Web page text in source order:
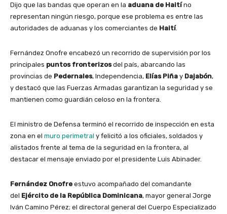
Dijo que las bandas que operan en la aduana de Haitíno
representan ningún riesgo, porque ese problema es entre las
autoridades de aduanas y los comerciantes de Haití.
Fernández Onofre encabezó un recorrido de supervisión por los
principales puntos fronterizosdel país, abarcando las
provincias de Pedernales, Independencia, Elías Piña y Dajabón,
y destacó que las Fuerzas Armadas garantizan la seguridad y se
mantienen como guardián celoso en la frontera.
El ministro de Defensa terminó el recorrido de inspección en esta
zona en el muro perimetral y felicitó a los oficiales, soldados y
alistados frente al tema de la seguridad en la frontera, al
destacar el mensaje enviado por el presidente Luis Abinader.
Fernández Onofre estuvo acompañado del comandante
del Ejército de la República Dominicana, mayor general Jorge
Iván Camino Pérez; el directoral general del Cuerpo Especializado